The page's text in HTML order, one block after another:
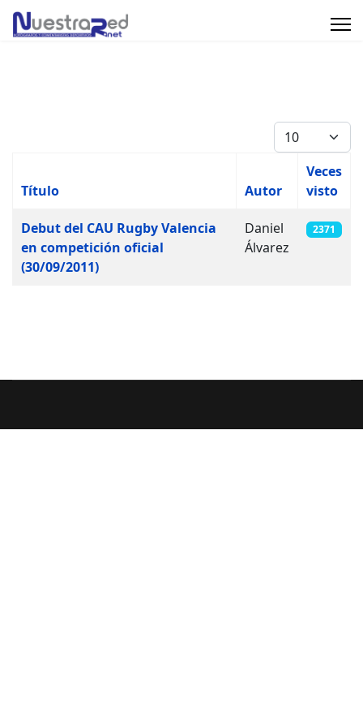
Cantidad
Título Autor
Veces
visto
Debut del CAU Rugby Valencia
en competición oficial
(30/09/2011)
Daniel
Álvarez
2371